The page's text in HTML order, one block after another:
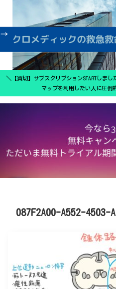
＼【買切】サブスクリプションSTARTしま
マップを利用したい人に圧倒
087F2A00-A552-4503-